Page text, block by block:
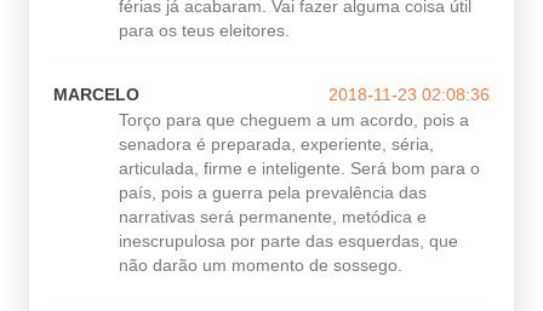
férias já acabaram. Vai fazer alguma coisa útil
para os teus eleitores.
MARCELO
2018-11-23 02:08:36
Torço para que cheguem a um acordo, pois a
senadora é preparada, experiente, séria,
articulada, firme e inteligente. Será bom para o
país, pois a guerra pela prevalência das
narrativas será permanente, metódica e
inescrupulosa por parte das esquerdas, que
não darão um momento de sossego.